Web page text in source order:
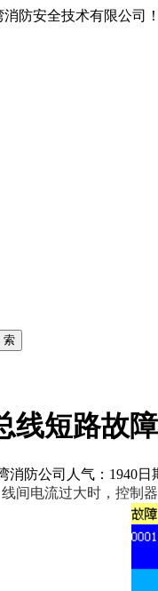
防安全技术有限公司！
索
线短路故
消防公司 人气：1940日
间电流过大时，控制